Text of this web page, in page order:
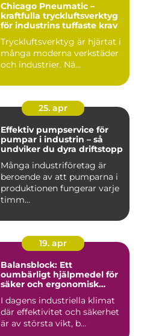
Chicago Pneumatic –
kraftfulla tryckluftsverktyg
för industrins tuffaste krav
Tryckluftsverktyg är hjärtat i
många moderna verkstäder
och industrier. Nä...
25. apr
Effektiv pumpservice för
pumpar i industrin – så
undviker du dyra driftstopp
Många industriföretag är
beroende av att pumparna i
produktionen fungerar varje
timm...
19. apr
Balansblock: Ett
oumbärligt hjälpmedel för
säker och ergonomisk
I dagens industriella klimat
där effektivitet och säkerhet
är av största vikt, b...